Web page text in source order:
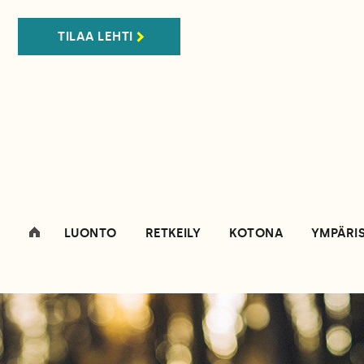
TILAA LEHTI
LUONTO RETKEILY KOTONA